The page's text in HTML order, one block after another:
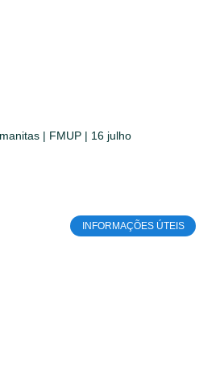
| FMUP | 16 julho
INFORMAÇÕES ÚTEIS